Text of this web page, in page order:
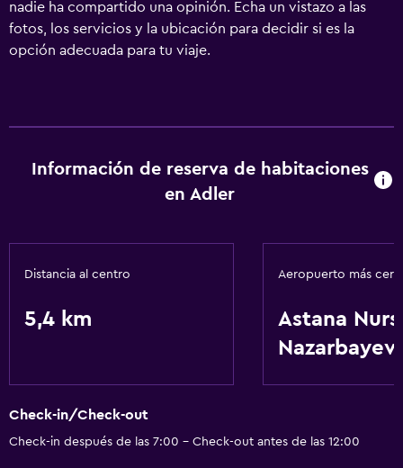
nadie ha compartido una opinión. Echa un vistazo a las
fotos, los servicios y la ubicación para decidir si es la
opción adecuada para tu viaje.
Información de reserva de habitaciones
en Adler
Distancia al centro
5,4 km
Aeropuerto más
Astana
Check-in/Check-out
Check-in después de las 7:00 - Check-out antes de las 12:00